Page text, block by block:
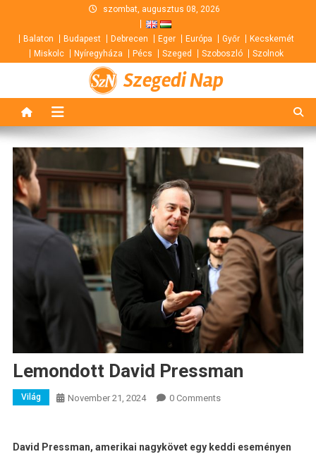
content
szombat, augusztus 08, 2026
Balaton Budapest Debrecen Eger Európa Győr
Kecskemét
Miskolc
Nyíregyháza Pécs Szeged Szoboszló Szolnok
Szegedi Nap
Lemondott David Pressman
Világ November 21, 2024 0 Comments
David Pressman, amerikai nagykövet egy keddi eseményen